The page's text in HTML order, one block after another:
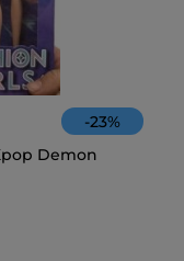
-23%
Demon